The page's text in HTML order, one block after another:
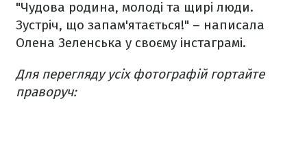
"Чудова родина, молоді та щирі люди.
Зустріч, що запам'ятається!" – написала
Олена Зеленська у своєму інстаграмі.
Для перегляду усіх фотографій гортайте
праворуч: